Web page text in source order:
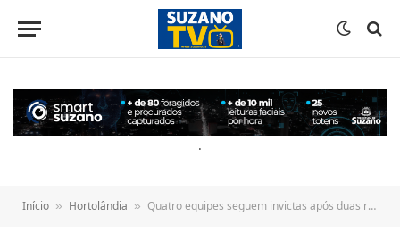
conteúdo
.
Início » Hortolândia » Quatro equipes seguem invictas após duas rodadas disputadas na elite do futebol amador de Hortolândia